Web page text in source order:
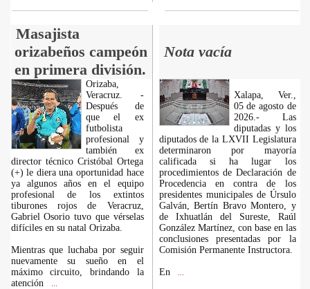
Masajista
orizabeños campeón
en primera división.
Nota vacía
Orizaba,
Veracruz. -
Después de
que el ex
futbolista
profesional y
también ex
director técnico Cristóbal Ortega
(+) le diera una oportunidad hace
ya algunos años en el equipo
profesional de los extintos
tiburones rojos de Veracruz,
Gabriel Osorio tuvo que vérselas
difíciles en su natal Orizaba.
Mientras que luchaba por seguir
nuevamente su sueño en el
máximo circuito, brindando la
atención
Xalapa, Ver.,
05 de agosto de
2026.- Las
diputadas y los
diputados de la LXVII Legislatura
determinaron por mayoría
calificada si ha lugar los
procedimientos de Declaración de
Procedencia en contra de los
presidentes municipales de Úrsulo
Galván, Bertín Bravo Montero, y
de Ixhuatlán del Sureste, Raúl
González Martínez, con base en las
conclusiones presentadas por la
Comisión Permanente Instructora.
En